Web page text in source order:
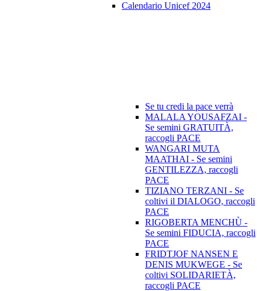
Calendario Unicef 2024
Se tu credi la pace verrà
MALALA YOUSAFZAI -
Se semini GRATUITÀ,
raccogli PACE
WANGARI MUTA
MAATHAI - Se semini
GENTILEZZA, raccogli
PACE
TIZIANO TERZANI - Se
coltivi il DIALOGO, raccogli
PACE
RIGOBERTA MENCHÙ -
Se semini FIDUCIA, raccogli
PACE
FRIDTJOF NANSEN E
DENIS MUKWEGE - Se
coltivi SOLIDARIETÀ,
raccogli PACE